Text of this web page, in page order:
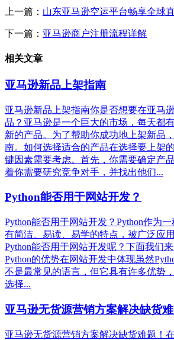
上一篇： 山东亚马逊空运平台畅享全球
下一篇： 亚马逊商户注册流程详解
相关文章
亚马逊新品上架指南
亚马逊新品上架指南你是否想要在亚马
品？亚马逊是一个巨大的市场，每天都
新的产品。为了帮助你成功地上架新品
南。如何选择适合的产品在选择要上架
键因素需要考虑。首先，你需要确定产
着你需要研究竞争对手，并找出他们...
Python能否用于网站开发？
Python能否用于网站开发？Python作为
有简洁、易读、易学的特点，被广泛应
Python能否用于网站开发呢？下面我们来
Python的优势在网站开发中体现虽然
不是最常见的语言，但它具有许多优势
选择...
亚马逊无货源营销方案解决缺货难
亚马逊无货源营销方案解决缺货难题！